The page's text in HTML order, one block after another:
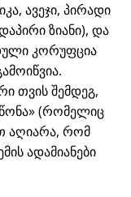
ავეჯი, პირადი
ზიანი), და
კორუფცია
თვის შემდეგ,
(რომელიც
აღიარა, რომ
ადამიანები